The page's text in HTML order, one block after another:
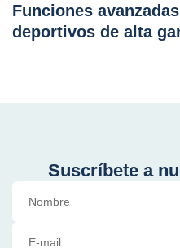
Funciones
deportivos de alta
Suscríbete a